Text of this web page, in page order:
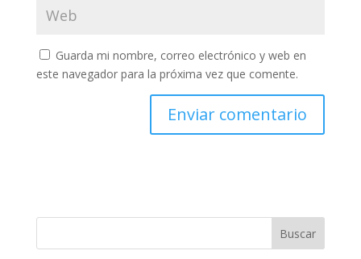
Guarda mi nombre, correo electrónico y web en
este navegador para la próxima vez que comente.
Buscar